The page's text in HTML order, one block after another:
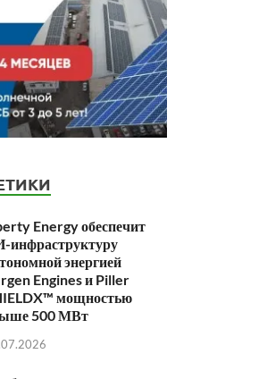
Energy обеспечит
инфраструктуру
энергией
Engines и Piller
мощностью
500 МВт